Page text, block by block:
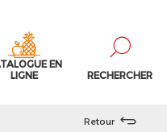
EN
LIGNE
RECHERCHER
Retour